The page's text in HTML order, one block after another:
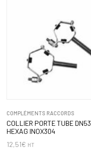
COMPLÉMENTS RACCORDS
COLLIER PORTE TUBE DN53
HEXAG INOX304
12,51€ HT